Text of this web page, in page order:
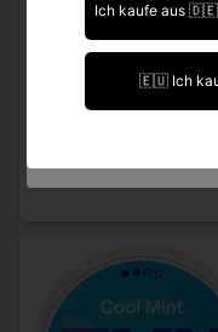
Ich
Ich
Ich kaufe aus
🇪🇺 Ich